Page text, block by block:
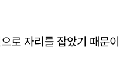
로 자리를 잡았기 때문이